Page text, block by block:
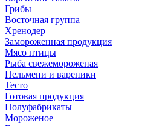
Грибы
Восточная группа
Хренодер
Замороженная продукция
Мясо птицы
Рыба свежемороженая
Пельмени и вареники
Тесто
Готовая продукция
Полуфабрикаты
Мороженое